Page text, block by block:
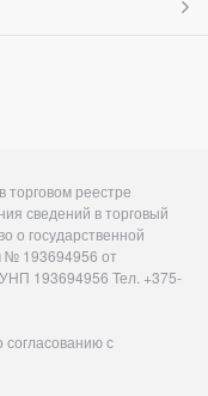
торговом реестре
сведений в торговый
о государственной
№ 193694956 от
193694956 Тел. +375-
с